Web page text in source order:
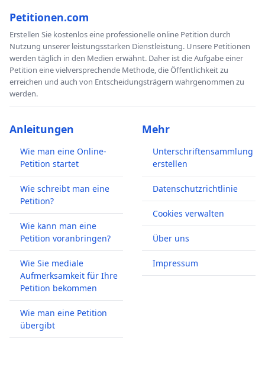
Petitionen.com
Erstellen Sie kostenlos eine professionelle online Petition durch
Nutzung unserer leistungsstarken Dienstleistung. Unsere Petitionen
werden täglich in den Medien erwähnt. Daher ist die Aufgabe einer
Petition eine vielversprechende Methode, die Öffentlichkeit zu
erreichen und auch von Entscheidungsträgern wahrgenommen zu
werden.
Anleitungen
Wie man eine Online-
Petition startet
Wie schreibt man eine
Petition?
Wie kann man eine
Petition voranbringen?
Wie Sie mediale
Aufmerksamkeit für Ihre
Petition bekommen
Wie man eine Petition
übergibt
Mehr
Unterschriftensammlung
erstellen
Datenschutzrichtlinie
Cookies verwalten
Über uns
Impressum